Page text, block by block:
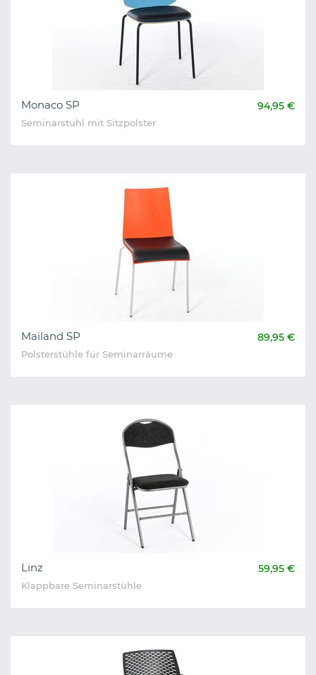
Monaco SP 94,95 €
Seminarstuhl mit Sitzpolster
Mailand SP 89,95 €
Polsterstühle für Seminarräume
Linz 59,95 €
Klappbare Seminarstühle